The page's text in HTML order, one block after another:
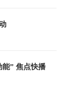
能” 焦点快播